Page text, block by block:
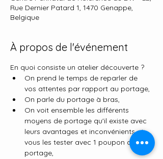
Rue Dernier Patard 1, 1470 Genappe,
Belgique
À propos de l'événement
En quoi consiste un atelier découverte ?
On prend le temps de reparler de
vos attentes par rapport au portage,
On parle du portage à bras,
On voit ensemble les différents
moyens de portage qu'il existe avec
leurs avantages et inconvénients et
vous les tester avec 1 poupon de
portage,